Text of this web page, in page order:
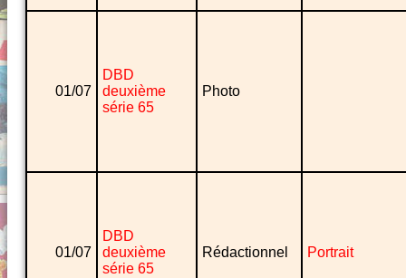
01/07
DBD
deuxième
série 65
Photo
01/07
DBD
deuxième
série 65
Rédactionnel Portrait